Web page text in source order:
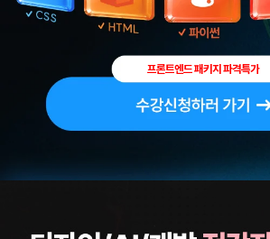
프론트엔드 패키지 파격특가